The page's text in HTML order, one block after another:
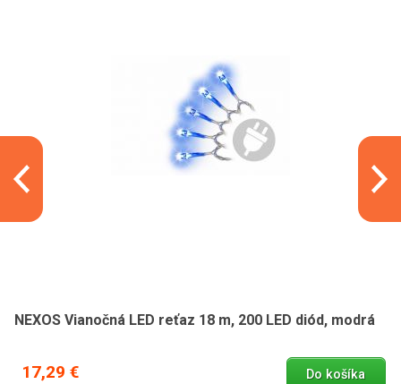
NEXOS Vianočná LED reťaz 18 m, 200 LED diód, modrá
17,29 € Do košíka